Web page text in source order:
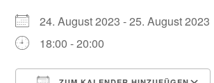
24. August 2023 - 25. August 2023
18:00 - 20:00